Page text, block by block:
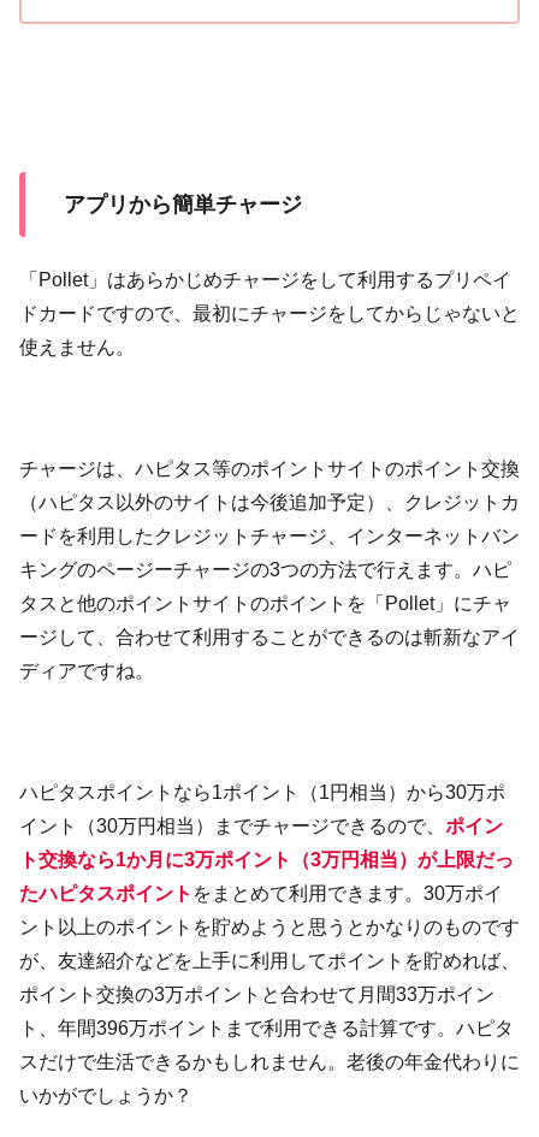
アプリから簡単チャージ
「Pollet」はあらかじめチャージをして利用するプリペイ
ドカードですので、最初にチャージをしてからじゃないと
使えません。
チャージは、ハピタス等のポイントサイトのポイント交換
（ハピタス以外のサイトは今後追加予定）、クレジットカ
ードを利用したクレジットチャージ、インターネットバン
キングのページーチャージの3つの方法で行えます。ハピ
タスと他のポイントサイトのポイントを「Pollet」にチャ
ージして、合わせて利用することができるのは斬新なアイ
ディアですね。
ハピタスポイントなら1ポイント（1円相当）から30万ポ
イント（30万円相当）までチャージできるので、 ポイン
ト交換なら1か月に3万ポイント（3万円相当）が上限だっ
たハピタスポイント をまとめて利用できます。30万ポイ
ント以上のポイントを貯めようと思うとかなりのものです
が、友達紹介などを上手に利用してポイントを貯めれば、
ポイント交換の3万ポイントと合わせて月間33万ポイン
ト、年間396万ポイントまで利用できる計算です。ハピタ
スだけで生活できるかもしれません。老後の年金代わりに
いかがでしょうか？